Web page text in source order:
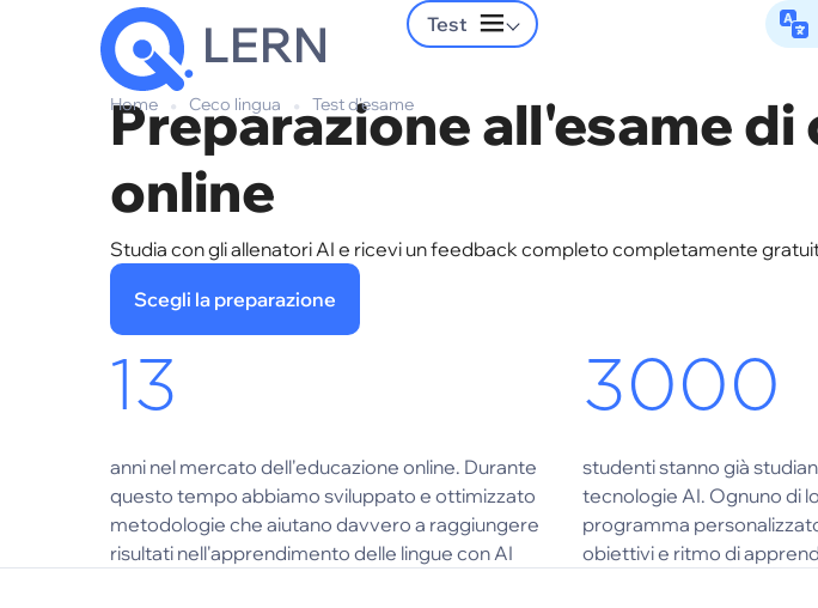
LERN Test
Home • Ceco lingua • Test d'esame
Preparazione all'esame
online
Studia con gli allenatori AI e ricevi un feedback completo completamente
Scegli la preparazione
13
anni nel mercato dell'educazione online. Durante
questo tempo abbiamo sviluppato e ottimizzato
metodologie che aiutano davvero a raggiungere
risultati nell'apprendimento delle lingue con AI
3000
studenti stanno già
tecnologie AI. Ognuno di
programma
obiettivi e ritmo di